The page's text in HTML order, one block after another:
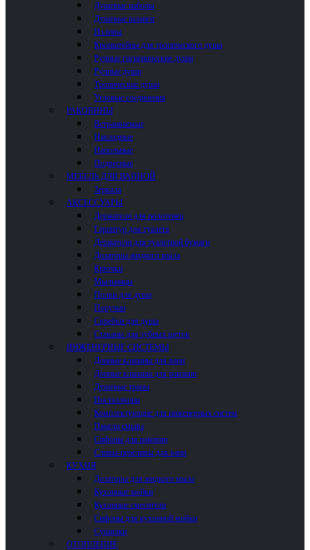
Душевые наборы
Душевые шланги
Изливы
Кронштейны для тропического душа
Ручные гигиенические души
Ручные души
Тропические души
Угловые соединения
РАКОВИНЫ
Встраиваемые
Накладные
Напольные
Подвесные
МЕБЕЛЬ ДЛЯ ВАННОЙ
Зеркала
АКСЕССУАРЫ
Держатели для полотенец
Гарнитур для туалета
Держатели для туалетной бумаги
Дозаторы жидкого мыла
Крючки
Мыльницы
Полки для душа
Поручни
Скребки для душа
Стаканы для зубных щеток
ИНЖЕНЕРНЫЕ СИСТЕМЫ
Донные клапаны для ванн
Донные клапаны для раковин
Душевые трапы
Инсталляции
Комплектующие для инженерных систем
Панели смыва
Сифоны для раковин
Сливы-переливы для ванн
КУХНЯ
Дозаторы для жидкого мыла
Кухонные мойки
Кухонные смесители
Сифоны для кухонной мойки
Сушилки
ОТОПЛЕНИЕ